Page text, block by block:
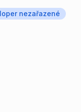
nezařazené